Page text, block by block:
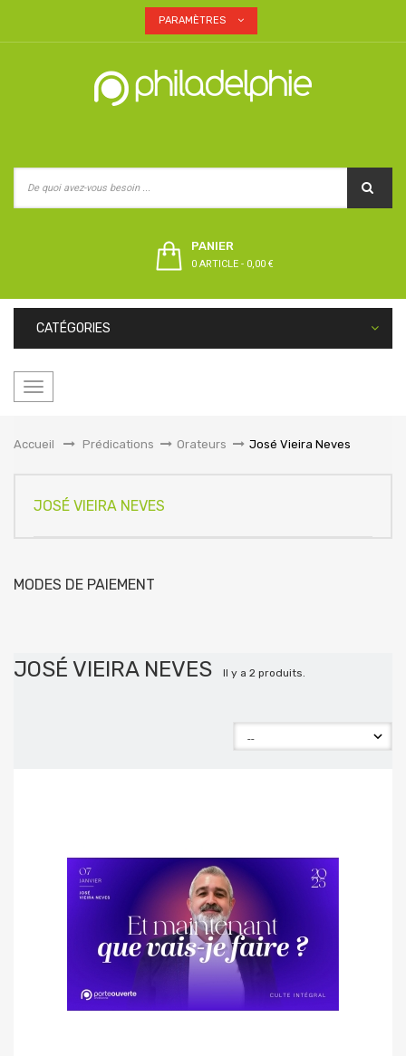
PARAMÈTRES
PANIER
0 ARTICLE - 0,00 €
CATÉGORIES
Basculer
Accueil
&gt;Prédications > Orateurs > José Vieira Neves
JOSÉ VIEIRA NEVES
MODES DE PAIEMENT
JOSÉ VIEIRA NEVES Il y a 2 produits.